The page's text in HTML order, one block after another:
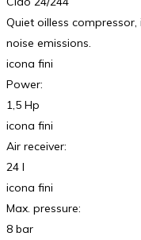
Quiet oilless
noise emissions.
icona fini
Power:
1,5 Hp
icona fini
Air receiver:
24 l
icona fini
Max. pressure:
8 bar